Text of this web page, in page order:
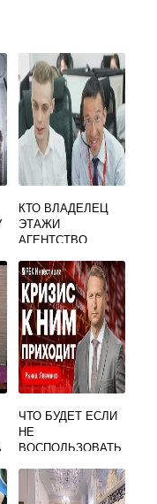
КТО ВЛАДЕЛЕЦ
ЭТАЖИ
АГЕНТСТВО
ЧТО БУДЕТ ЕСЛИ
НЕ
ВОСПОЛЬЗОВАТЬ
ИПОТЕКОЙ
СБЕРБАНКА